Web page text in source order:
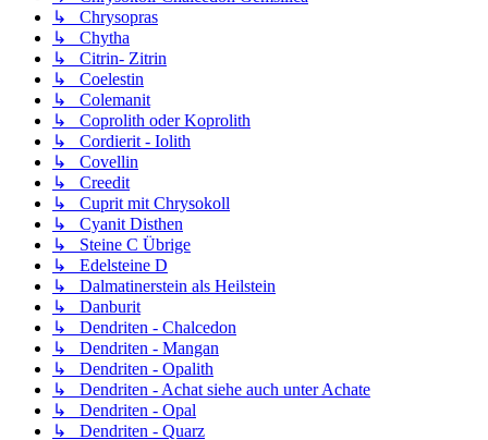
↳ Chrysopras
↳ Chytha
↳ Citrin- Zitrin
↳ Coelestin
↳ Colemanit
↳ Coprolith oder Koprolith
↳ Cordierit - Iolith
↳ Covellin
↳ Creedit
↳ Cuprit mit Chrysokoll
↳ Cyanit Disthen
↳ Steine C Übrige
↳ Edelsteine D
↳ Dalmatinerstein als Heilstein
↳ Danburit
↳ Dendriten - Chalcedon
↳ Dendriten - Mangan
↳ Dendriten - Opalith
↳ Dendriten - Achat siehe auch unter Achate
↳ Dendriten - Opal
↳ Dendriten - Quarz